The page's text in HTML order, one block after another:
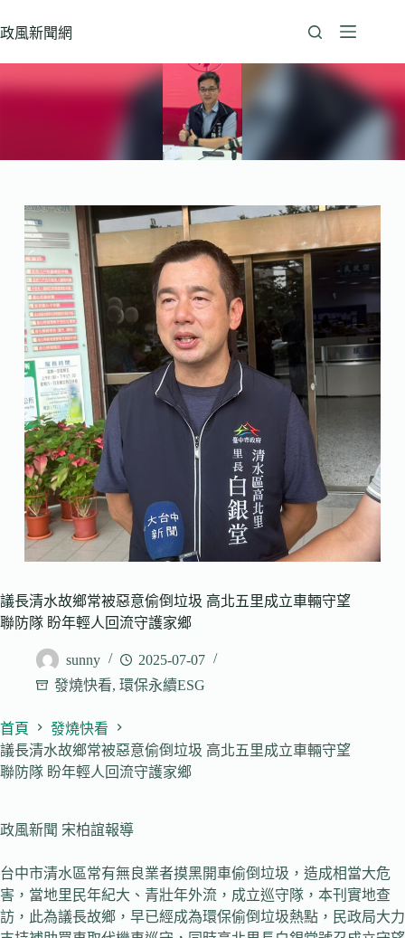
至
政風新聞網
議長清水故鄉常被惡意偷倒垃圾 高北五里成立車輛守望
聯防隊 盼年輕人回流守護家鄉
sunny
2025-07-07
發燒快看, 環保永續ESG
首頁
發燒快看
議長清水故鄉常被惡意偷倒垃圾 高北五里成立車輛守望
聯防隊 盼年輕人回流守護家鄉
政風新聞 宋柏誼報導
台中市清水區常有無良業者摸黑開車偷倒垃圾，造成相當大危
害，當地里民年紀大、青壯年外流，成立巡守隊，本刊實地查
訪，此為議長故鄉，早已經成為環保偷倒垃圾熱點，民政局大力